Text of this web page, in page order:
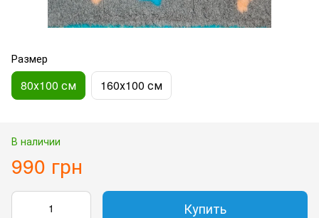
Размер
80х100 см 160х100 см
В наличии
990 грн
Купить